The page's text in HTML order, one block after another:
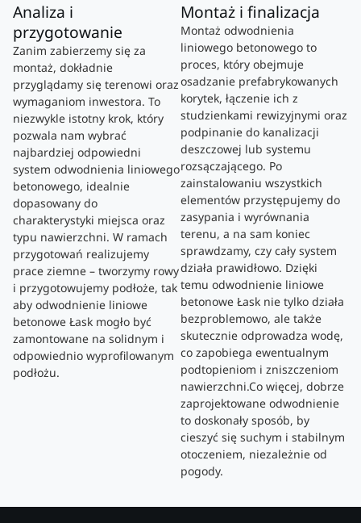
Analiza i
przygotowanie
Zanim zabierzemy się za
montaż, dokładnie
przyglądamy się terenowi oraz
wymaganiom inwestora. To
niezwykle istotny krok, który
pozwala nam wybrać
najbardziej odpowiedni
system odwodnienia liniowego
betonowego, idealnie
dopasowany do
charakterystyki miejsca oraz
typu nawierzchni. W ramach
przygotowań realizujemy
prace ziemne – tworzymy rowy
i przygotowujemy podłoże, tak
aby odwodnienie liniowe
betonowe Łask mogło być
zamontowane na solidnym i
odpowiednio wyprofilowanym
podłożu.
Montaż i finalizacja
Montaż odwodnienia
liniowego betonowego to
proces, który obejmuje
osadzanie prefabrykowanych
korytek, łączenie ich z
studzienkami rewizyjnymi oraz
podpinanie do kanalizacji
deszczowej lub systemu
rozsączającego. Po
zainstalowaniu wszystkich
elementów przystępujemy do
zasypania i wyrównania
terenu, a na sam koniec
sprawdzamy, czy cały system
działa prawidłowo. Dzięki
temu odwodnienie liniowe
betonowe Łask nie tylko działa
bezproblemowo, ale także
skutecznie odprowadza wodę,
co zapobiega ewentualnym
podtopieniom i zniszczeniom
nawierzchni.Co więcej, dobrze
zaprojektowane odwodnienie
to doskonały sposób, by
cieszyć się suchym i stabilnym
otoczeniem, niezależnie od
pogody.